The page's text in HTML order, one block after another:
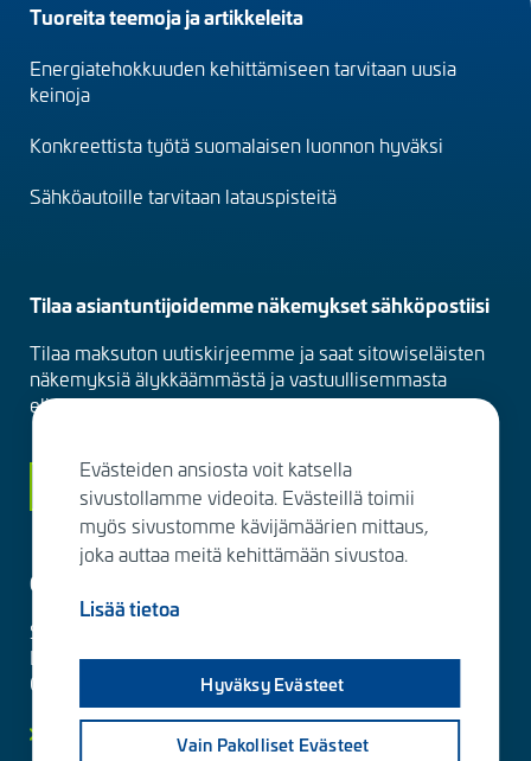
Footer
menu
(fi)
Tuoreita teemoja ja artikkeleita
Energiatehokkuuden kehittämiseen tarvitaan uusia
keinoja
Konkreettista työtä suomalaisen luonnon hyväksi
Sähköautoille tarvitaan latauspisteitä
Tilaa asiantuntijoidemme näkemykset sähköpostiisi
Tilaa maksuton uutiskirjeemme ja saat sitowiseläisten
näkemyksiä älykkäämmästä ja vastuullisemmasta
elinympäristöstä suoraan sähköpostiisi kuukausittain.
Siirry tilaamaan
Ota yhteyttä
Sitowise Group Oyj
Linnoitustie 6 D
02600 Espoo, Finland
Lisää yhteystietoja
Evästeiden ansiosta voit katsella
sivustollamme videoita. Evästeillä toimii
myös sivustomme kävijämäärien mittaus,
joka auttaa meitä kehittämään sivustoa.
Lisää tietoa
Hyväksy Evästeet
Vain Pakolliset Evästeet